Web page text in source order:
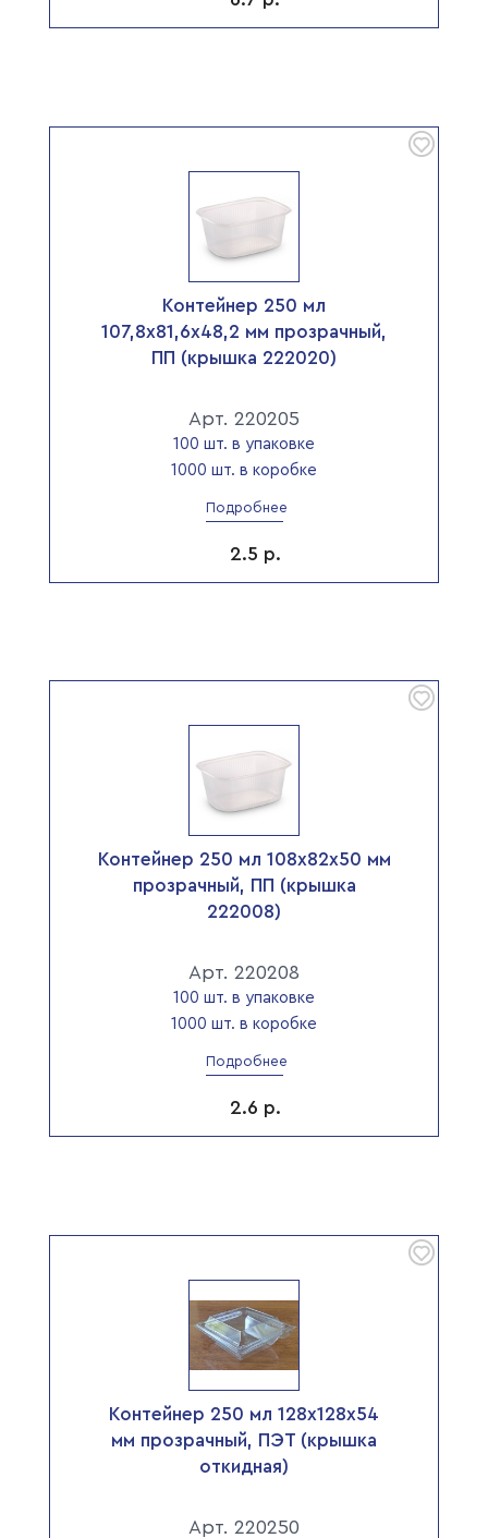
Контейнер 250 мл
107,8х81,6х48,2 мм прозрачный,
ПП (крышка 222020)
Арт. 220205
100 шт. в упаковке
1000 шт. в коробке
Подробнее
2.5 р.
Контейнер 250 мл 108х82х50 мм
прозрачный, ПП (крышка
222008)
Арт. 220208
100 шт. в упаковке
1000 шт. в коробке
Подробнее
2.6 р.
Контейнер 250 мл 128х128х54
мм прозрачный, ПЭТ (крышка
откидная)
Арт. 220250